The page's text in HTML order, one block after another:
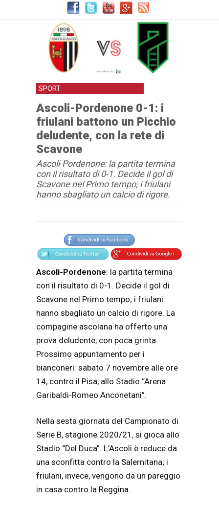
SPORT
Ascoli-Pordenone 0-1: i
friulani battono un Picchio
deludente, con la rete di
Scavone
Ascoli-Pordenone: la partita termina
con il risultato di 0-1. Decide il gol di
Scavone nel Primo tempo; i friulani
hanno sbagliato un calcio di rigore.
Articolo
Testo articolo principale
Ascoli-Pordenone: la partita termina
con il risultato di 0-1. Decide il gol di
Scavone nel Primo tempo; i friulani
hanno sbagliato un calcio di rigore. La
compagine ascolana ha offerto una
prova deludente, con poca grinta.
Prossimo appuntamento per i
bianconeri: sabato 7 novembre alle ore
14, contro il Pisa, allo Stadio “Arena
Garibaldi-Romeo Anconetani”.
Nella sesta giornata del Campionato di
Serie B, stagione 2020/21, si gioca allo
Stadio “Del Duca”. L’Ascoli è reduce da
una sconfitta contro la Salernitana; i
friulani, invece, vengono da un pareggio
in casa contro la Reggina.